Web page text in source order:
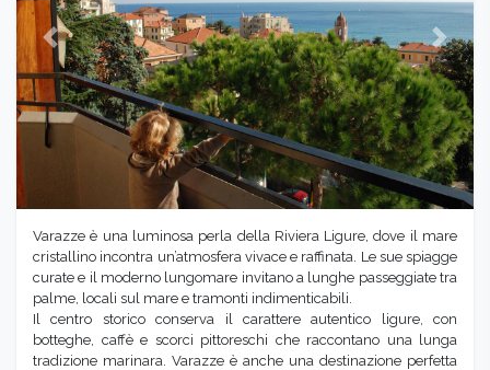
Previous Next
Varazze è una luminosa perla della Riviera Ligure, dove il mare
cristallino incontra un’atmosfera vivace e raffinata. Le sue spiagge
curate e il moderno lungomare invitano a lunghe passeggiate tra
palme, locali sul mare e tramonti indimenticabili.
Il centro storico conserva il carattere autentico ligure, con
botteghe, caffè e scorci pittoreschi che raccontano una lunga
tradizione marinara. Varazze è anche una destinazione perfetta